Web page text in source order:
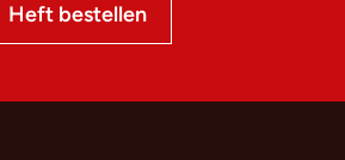
Heft bestellen